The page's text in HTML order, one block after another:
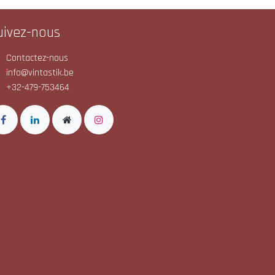
nous
Contactez-nous
info@vintastik.be
+32-479-753464